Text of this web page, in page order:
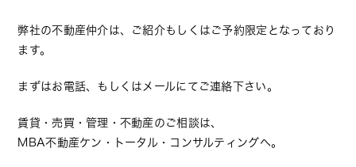
弊社の不動産仲介は、ご紹介もしくはご予約限定となっており
ます。
まずはお電話、もしくはメールにてご連絡下さい。
賃貸・売買・管理・不動産のご相談は、
MBA不動産ケン・トータル・コンサルティングへ。